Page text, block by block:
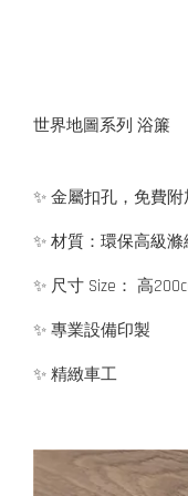
世界地圖系列 浴簾
✨ 金屬扣孔，免費
✨ 材質：環保高級
✨ 尺寸 Size： 高
✨ 專業設備印製
✨ 精緻車工